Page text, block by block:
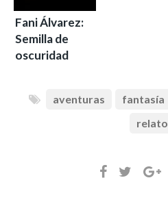
Fani Álvarez:
Semilla de
oscuridad
aventuras fantasía
relato